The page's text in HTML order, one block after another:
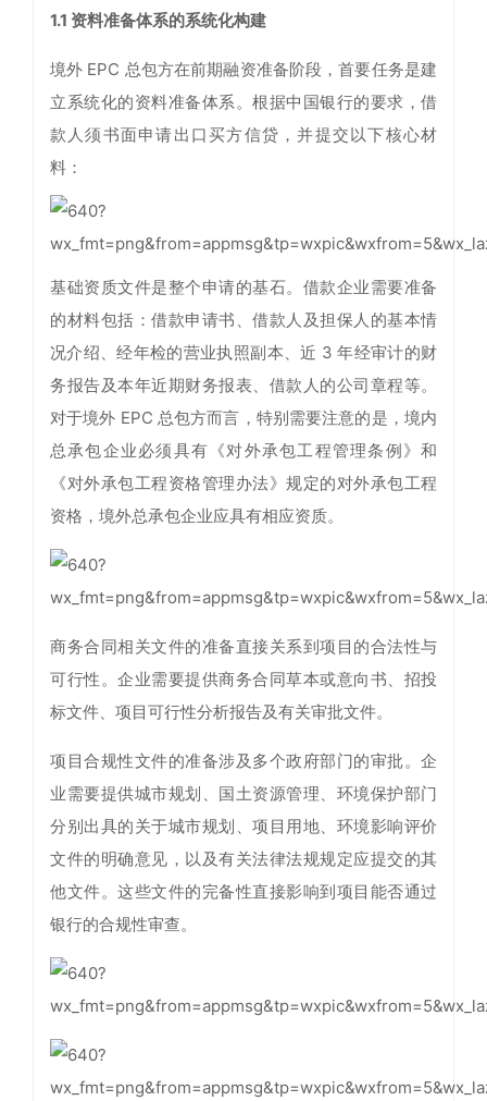
1.1 资料准备体系的系统化构建
境外 EPC 总包方在前期融资准备阶段，首要任务是建
立系统化的资料准备体系。根据中国银行的要求，借
款人须书面申请出口买方信贷，并提交以下核心材
料：
基础资质文件是整个申请的基石。借款企业需要准备
的材料包括：借款申请书、借款人及担保人的基本情
况介绍、经年检的营业执照副本、近 3 年经审计的财
务报告及本年近期财务报表、借款人的公司章程等。
对于境外 EPC 总包方而言，特别需要注意的是，境内
总承包企业必须具有《对外承包工程管理条例》和
《对外承包工程资格管理办法》规定的对外承包工程
资格，境外总承包企业应具有相应资质。
商务合同相关文件的准备直接关系到项目的合法性与
可行性。企业需要提供商务合同草本或意向书、招投
标文件、项目可行性分析报告及有关审批文件。
项目合规性文件的准备涉及多个政府部门的审批。企
业需要提供城市规划、国土资源管理、环境保护部门
分别出具的关于城市规划、项目用地、环境影响评价
文件的明确意见，以及有关法律法规规定应提交的其
他文件。这些文件的完备性直接影响到项目能否通过
银行的合规性审查。